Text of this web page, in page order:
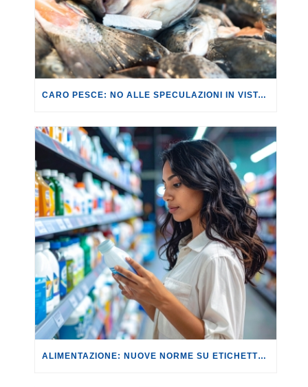
CARO PESCE: NO ALLE SPECULAZIONI IN VISTA DEL CENONE.
ALIMENTAZIONE: NUOVE NORME SU ETICHETTE E DENOMINAZIONI, MA SERVONO SCELTE PIÙ CORAGGIOSE.